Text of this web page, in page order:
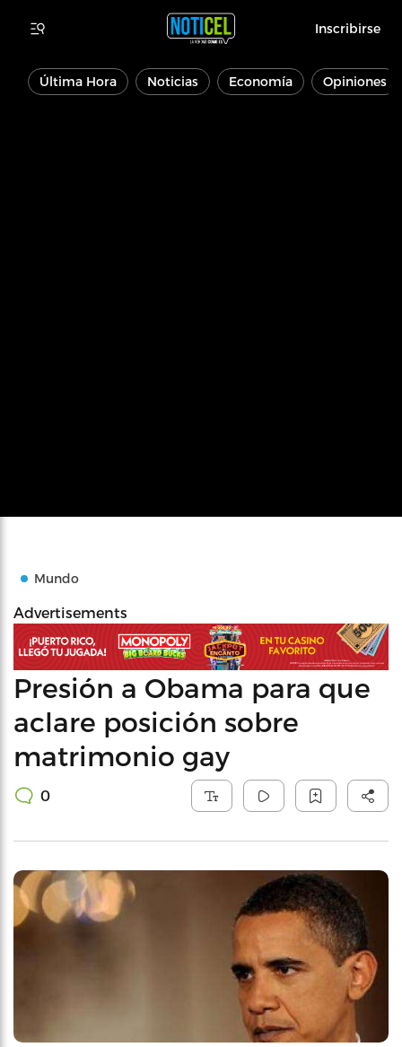
Inscribirse
Última Hora Noticias Economía Opiniones
Mundo
Advertisements
Presión a Obama para que
aclare posición sobre
matrimonio gay
0